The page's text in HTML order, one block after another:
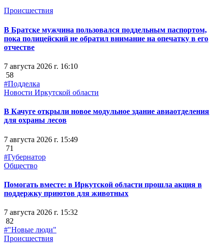
Происшествия
В Братске мужчина пользовался поддельным паспортом,
пока полицейский не обратил внимание на опечатку в его
отчестве
7 августа 2026 г. 16:10
58
#Подделка
Новости Иркутской области
В Качуге открыли новое модульное здание авиаотделения
для охраны лесов
7 августа 2026 г. 15:49
71
#Губернатор
Общество
Помогать вместе: в Иркутской области прошла акция в
поддержку приютов для животных
7 августа 2026 г. 15:32
82
#"Новые люди"
Происшествия